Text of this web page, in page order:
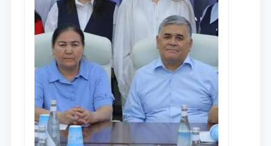
Telefon raqamingiz
Pochta
yuborish